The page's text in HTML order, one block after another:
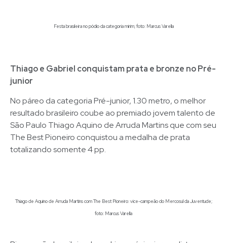
Festa brasileira no pódio da categoria mirim; foto: Marcus Varella
Thiago e Gabriel conquistam prata e bronze no Pré-
junior
No páreo da categoria Pré-junior, 1.30 metro, o melhor
resultado brasileiro coube ao premiado jovem talento de
São Paulo Thiago Aquino de Arruda Martins que com seu
The Best Pioneiro conquistou a medalha de prata
totalizando somente 4 pp.
Thiago de Aquino de Arruda Martins com The Best Pioneiro: vice-campeão do Mercosul da Juventude;
foto: Marcus Varella